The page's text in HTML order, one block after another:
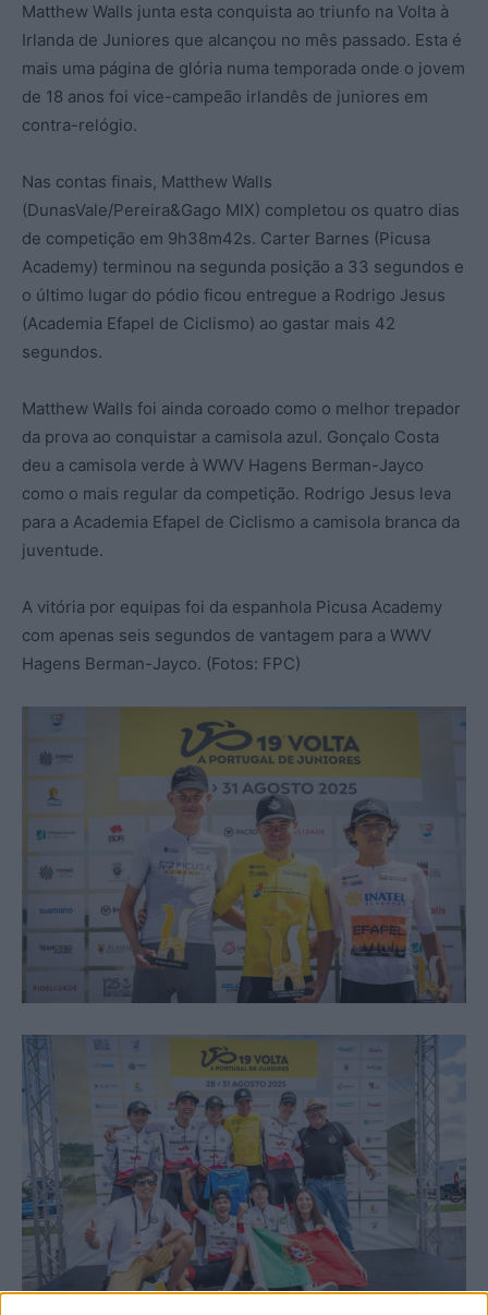
Matthew Walls junta esta conquista ao triunfo na Volta à
Irlanda de Juniores que alcançou no mês passado. Esta é
mais uma página de glória numa temporada onde o jovem
de 18 anos foi vice-campeão irlandês de juniores em
contra-relógio.
Nas contas finais, Matthew Walls
(DunasVale/Pereira&Gago MIX) completou os quatro dias
de competição em 9h38m42s. Carter Barnes (Picusa
Academy) terminou na segunda posição a 33 segundos e
o último lugar do pódio ficou entregue a Rodrigo Jesus
(Academia Efapel de Ciclismo) ao gastar mais 42
segundos.
Matthew Walls foi ainda coroado como o melhor trepador
da prova ao conquistar a camisola azul. Gonçalo Costa
deu a camisola verde à WWV Hagens Berman-Jayco
como o mais regular da competição. Rodrigo Jesus leva
para a Academia Efapel de Ciclismo a camisola branca da
juventude.
A vitória por equipas foi da espanhola Picusa Academy
com apenas seis segundos de vantagem para a WWV
Hagens Berman-Jayco. (Fotos: FPC)